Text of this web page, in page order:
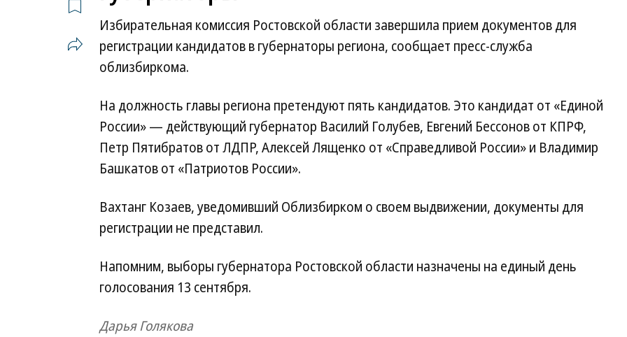
Избирательная комиссия Ростовской области завершила прием документов для
регистрации кандидатов в губернаторы региона, сообщает пресс-служба
облизбиркома.
На должность главы региона претендуют пять кандидатов. Это кандидат от «Единой
России» — действующий губернатор Василий Голубев, Евгений Бессонов от КПРФ,
Петр Пятибратов от ЛДПР, Алексей Лященко от «Справедливой России» и Владимир
Башкатов от «Патриотов России».
Вахтанг Козаев, уведомивший Облизбирком о своем выдвижении, документы для
регистрации не представил.
Напомним, выборы губернатора Ростовской области назначены на единый день
голосования 13 сентября.
Дарья Голякова